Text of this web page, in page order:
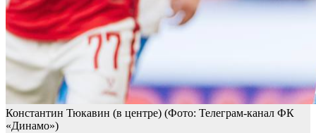
Константин Тюкавин (в центре) (Фото: Телеграм-канал ФК
«Динамо»)